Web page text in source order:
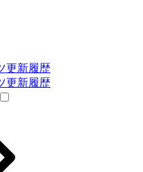
更新履歴
更新履歴